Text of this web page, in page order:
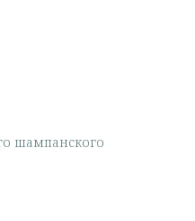
шампанского